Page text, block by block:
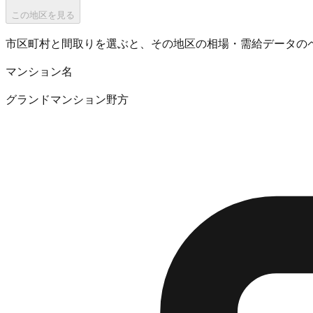
この地区を見る
市区町村と間取りを選ぶと、その地区の相場・需給データの
マンション名
グランドマンション野方